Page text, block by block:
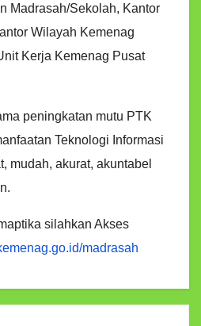
Madrasah/Sekolah, Kantor
Wilayah Kemenag
Kerja Kemenag Pusat
peningkatan mutu PTK
Teknologi Informasi
mudah, akurat, akuntabel
silahkan Akses
madrasah